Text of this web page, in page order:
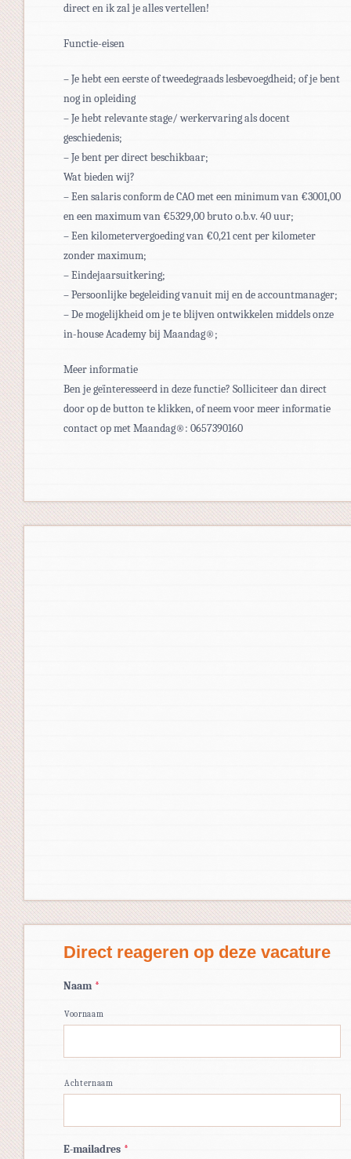
direct en ik zal je alles vertellen!
Functie-eisen
– Je hebt een eerste of tweedegraads lesbevoegdheid; of je bent
nog in opleiding
– Je hebt relevante stage/ werkervaring als docent
geschiedenis;
– Je bent per direct beschikbaar;
Wat bieden wij?
– Een salaris conform de CAO met een minimum van €3001,00
en een maximum van €5329,00 bruto o.b.v. 40 uur;
– Een kilometervergoeding van €0,21 cent per kilometer
zonder maximum;
– Eindejaarsuitkering;
– Persoonlijke begeleiding vanuit mij en de accountmanager;
– De mogelijkheid om je te blijven ontwikkelen middels onze
in-house Academy bij Maandag®;
Meer informatie
Ben je geïnteresseerd in deze functie? Solliciteer dan direct
door op de button te klikken, of neem voor meer informatie
contact op met Maandag®: 0657390160
Direct reageren op deze vacature
Naam *
Voornaam
Achternaam
E-mailadres *